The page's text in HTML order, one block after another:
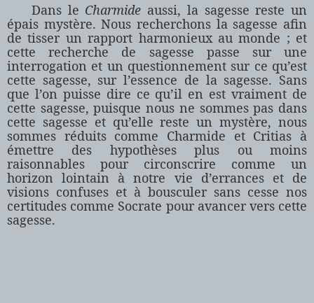
Dans le Charmide aussi, la sagesse reste un
épais mystère. Nous recherchons la sagesse afin
de tisser un rapport harmonieux au monde ; et
cette recherche de sagesse passe sur une
interrogation et un questionnement sur ce qu’est
cette sagesse, sur l’essence de la sagesse. Sans
que l’on puisse dire ce qu’il en est vraiment de
cette sagesse, puisque nous ne sommes pas dans
cette sagesse et qu’elle reste un mystère, nous
sommes réduits comme Charmide et Critias à
émettre des hypothèses plus ou moins
raisonnables pour circonscrire comme un
horizon lointain à notre vie d’errances et de
visions confuses et à bousculer sans cesse nos
certitudes comme Socrate pour avancer vers cette
sagesse.